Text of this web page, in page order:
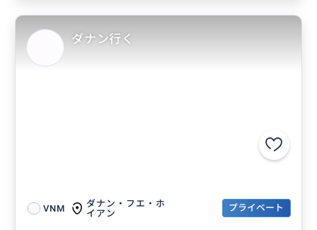
VNM
ダナン・フエ・ホ
イアン
プライベート
ダナン行く